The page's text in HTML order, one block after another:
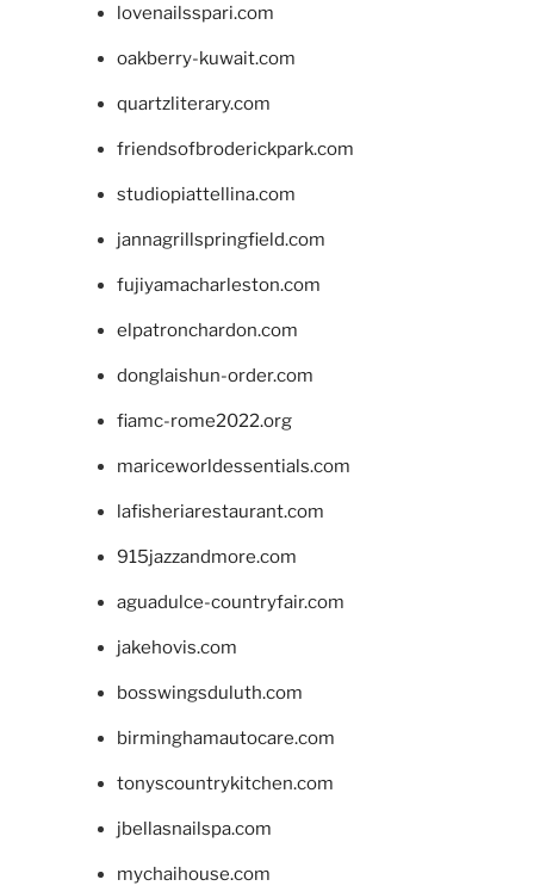
lovenailsspari.com
oakberry-kuwait.com
quartzliterary.com
friendsofbroderickpark.com
studiopiattellina.com
jannagrillspringfield.com
fujiyamacharleston.com
elpatronchardon.com
donglaishun-order.com
fiamc-rome2022.org
mariceworldessentials.com
lafisheriarestaurant.com
915jazzandmore.com
aguadulce-countryfair.com
jakehovis.com
bosswingsduluth.com
birminghamautocare.com
tonyscountrykitchen.com
jbellasnailspa.com
mychaihouse.com